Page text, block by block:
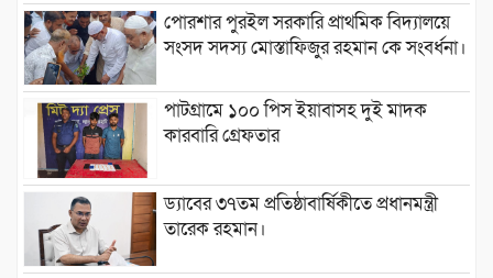
পোরশার পুরইল সরকারি প্রাথমিক বিদ্যালয়ে
সংসদ সদস্য মোস্তাফিজুর রহমান কে সংবর্ধনা।
পাটগ্রামে ১০০ পিস ইয়াবাসহ দুই মাদক
কারবারি গ্রেফতার
ড্যাবের ৩৭তম প্রতিষ্ঠাবার্ষিকীতে প্রধানমন্ত্রী
তারেক রহমান।